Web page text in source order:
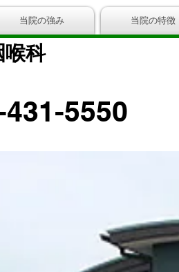
当院の強み 当院の特徴
喉科
5550